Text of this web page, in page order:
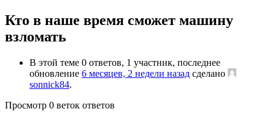
Кто в наше время сможет машину
взломать
В этой теме 0 ответов, 1 участник, последнее
обновление 6 месяцев, 2 недели назад сделано
sonnick84.
Просмотр 0 веток ответов